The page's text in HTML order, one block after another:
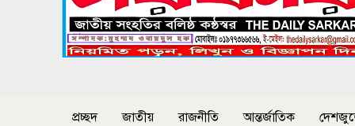
প্রচ্ছদ জাতীয় রাজনীতি আন্তর্জাতিক